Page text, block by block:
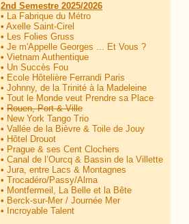
2nd Semestre 2025/2026
• La Fabrique du Métro
• Axelle Saint-Cirel
• Les Folies Gruss
• Je m'Appelle Georges ... Et Vous ?
• Vietnam Authentique
• Un Succès Fou
• Ecole Hôtelière Ferrandi Paris
• Johnny, de la Trinité à la Madeleine
• Tout le Monde veut Prendre sa Place
• Rouen, Port & Ville
• New York Tango Trio
• Vallée de la Bièvre & Toile de Jouy
• Hôtel Drouot
• Prague & ses Cent Clochers
• Canal de l’Ourcq & Bassin de la Villette
• Jura, entre Lacs & Montagnes
• Trocadéro/Passy/Alma
• Montfermeil, La Belle et la Bête
• Berck-sur-Mer / Journée Mer
•
Incroyable Talent